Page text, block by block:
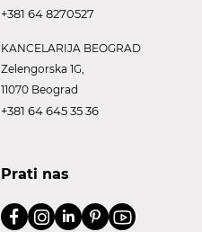
+381 64 8270527
KANCELARIJA BEOGRAD
Zelengorska 1G,
11070 Beograd
+381 64 645 35 36
Prati nas